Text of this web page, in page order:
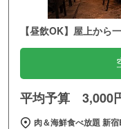
【昼飲OK】屋上から
平均予算 3,000
肉＆海鮮食べ放題 新